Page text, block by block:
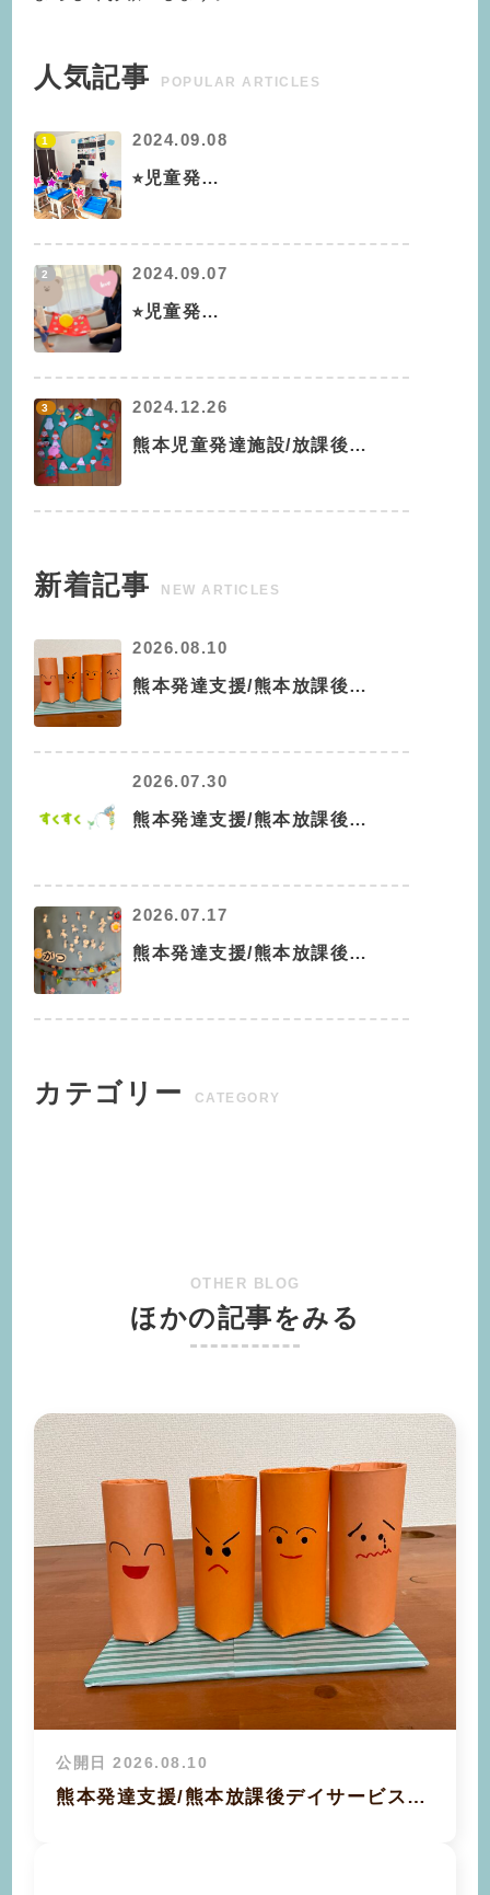
人気記事 POPULAR ARTICLES
1 2024.09.08
⭐︎児童発…
2 2024.09.07
⭐︎児童発…
3 2024.12.26
熊本児童発達施設/放課後…
新着記事 NEW ARTICLES
2026.08.10
熊本発達支援/熊本放課後…
2026.07.30
熊本発達支援/熊本放課後…
2026.07.17
熊本発達支援/熊本放課後…
カテゴリー CATEGORY
OTHER BLOG
ほかの記事をみる
公開日 2026.08.10
熊本発達支援/熊本放課後デイサービス…